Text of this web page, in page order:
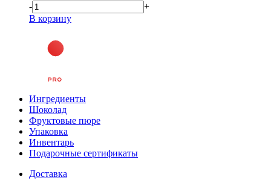
-
+
В корзину
Ингредиенты
Шоколад
Фруктовые пюре
Упаковка
Инвентарь
Подарочные сертификаты
Доставка